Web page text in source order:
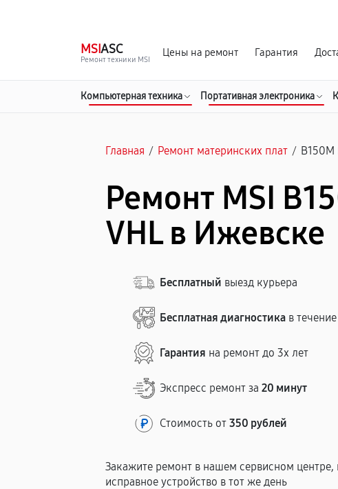
MSIASC
Ремонт техники MSI
Цены на ремонт Гарантия
Компьютерная техника Портативная электроника
Главная / Ремонт материнских плат / B150M
Ремонт MSI
VHL в Ижевске
Бесплатный выезд курьера
Бесплатная диагностика в
Гарантия на ремонт до 3х лет
Экспресс ремонт за20 минут
Стоимость от350 рублей
Закажите ремонт в нашем сервисном
исправное устройство в тот же день